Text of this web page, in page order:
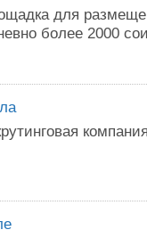
для
более 2000